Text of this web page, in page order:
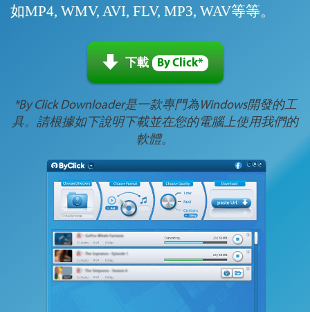
如MP4, WMV, AVI, FLV, MP3, WAV等等。
下載 By Click*
*By Click Downloader是一款專門為Windows開發的工
具。請根據如下說明下載並在您的電腦上使用我們的
軟體。